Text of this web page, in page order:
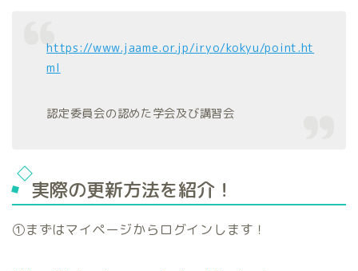
https://www.jaame.or.jp/iryo/kokyu/point.ht
ml
認定委員会の認めた学会及び講習会
実際の更新方法を紹介！
①まずはマイページからログインします！